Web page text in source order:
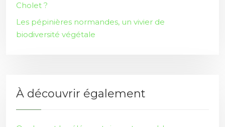
Cholet ?
Les pépinières normandes, un vivier de
biodiversité végétale
À découvrir également